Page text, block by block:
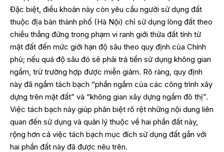
Đặc biệt, điều khoản này còn yêu cầu người sử dụng đất
thuộc địa bàn thành phố (Hà Nội) chỉ sử dụng lòng đất theo
chiều thẳng đứng trong phạm vi ranh giới thửa đất tính từ
mặt đất đến mức giới hạn độ sâu theo quy định của Chính
phủ; nếu quá độ sâu đó sẽ phải trả tiền sử dụng không gian
ngầm, trừ trường hợp được miễn giảm. Rõ ràng, quy định
này đã ngầm tách bạch “phần ngầm của các công trình xây
dựng trên mặt đất” và “không gian xây dựng ngầm đô thị”.
Việc tách bạch này giúp phân biệt rõ rệt những nội dung liên
quan đến sử dụng và quản lý thuộc về hai phần đất này,
rộng hơn cả việc tách bạch mục đích sử dụng đất gắn với
hai phần đất này đã được nêu trên.